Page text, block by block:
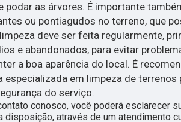
podar as árvores. É importante
ou pontiagudos no terreno, que
deve ser feita regularmente,
e abandonados, para evitar
a boa aparência do local. É
especializada em limpeza de terrenos
do serviço.
conosco, você poderá esclarecer
disposição, através de um atendimento